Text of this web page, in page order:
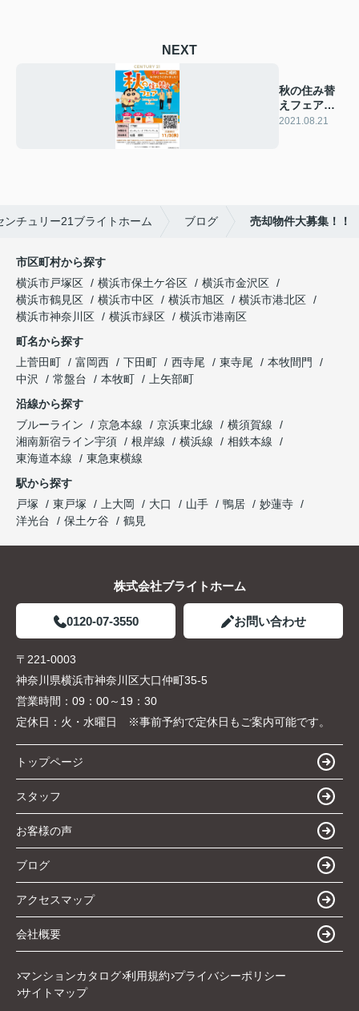
NEXT
秋の住み替
えフェア開
催！！
2021.08.21
チュリー21ブライトホーム ブログ 売却物件大募集！！
市区町村から探す
横浜市戸塚区
横浜市保土ケ谷区
横浜市金沢区
横浜市鶴見区
横浜市中区 横浜市旭区
横浜市港北区
横浜市神奈川区
横浜市緑区
横浜市港南区
町名から探す
上菅田町
富岡西 下田町 西寺尾 東寺尾
本牧間門
中沢
常盤台 本牧町
上矢部町
沿線から探す
ブルーライン
京急本線 京浜東北線
横須賀線
湘南新宿ライン宇須
根岸線 横浜線
相鉄本線
東海道本線
東急東横線
駅から探す
戸塚
東戸塚 上大岡 大口 山手 鴨居
妙蓮寺
洋光台
保土ケ谷 鶴見
株式会社ブライトホーム
0120-07-3550 お問い合わせ
〒221-0003
神奈川県横浜市神奈川区大口仲町35-5
営業時間： 09：00～19：30
定休日： 火・水曜日 ※事前予約で定休日もご案内可能です。
トップページ
スタッフ
お客様の声
ブログ
アクセスマップ
会社概要
マンションカタログ 利用規約 プライバシーポリシー
サイトマップ